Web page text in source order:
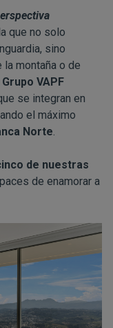
que no solo
sino
montaña o de
Grupo VAPF
se integran en
el máximo
Norte.
de nuestras
de enamorar a